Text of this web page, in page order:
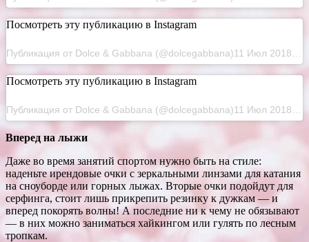
Посмотреть эту публикацию в Instagram
Посмотреть эту публикацию в Instagram
Вперед на лыжи
Даже во время занятий спортом нужно быть на стиле:
наденьте ирендовые очки с зеркальными линзами для катания
на сноуборде или горных лыжах. Вторые очки подойдут для
серфинга, стоит лишь прикрепить резинку к дужкам — и
вперед покорять волны! А последние ни к чему не обязывают
— в них можно заниматься хайкингом или гулять по лесным
тропкам.